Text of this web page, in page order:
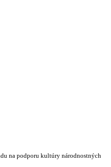
na podporu kultúry národnostných